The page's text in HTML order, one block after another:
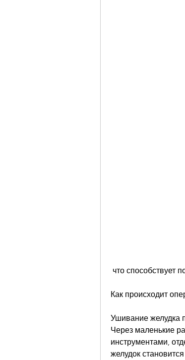
что способствует
Как происходит
Ушивание желудка
Через маленькие
инструментами,
желудок